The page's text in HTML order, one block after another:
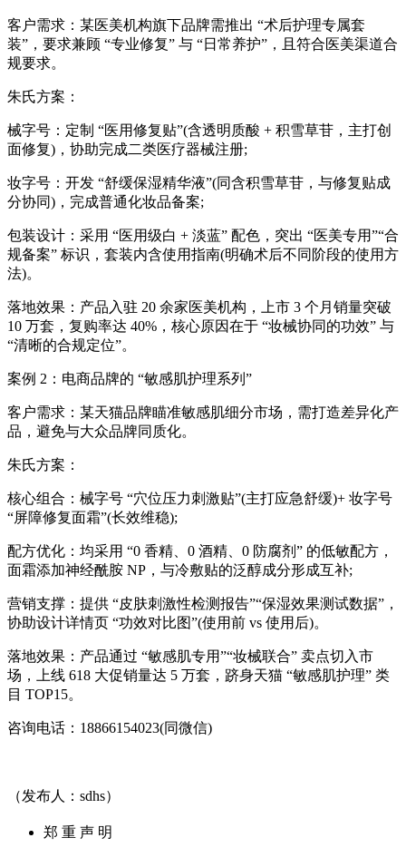
客户需求：某医美机构旗下品牌需推出 “术后护理专属套
装”，要求兼顾 “专业修复” 与 “日常养护”，且符合医美渠道合
规要求。
朱氏方案：
械字号：定制 “医用修复贴”(含透明质酸 + 积雪草苷，主打创
面修复)，协助完成二类医疗器械注册;
妆字号：开发 “舒缓保湿精华液”(同含积雪草苷，与修复贴成
分协同)，完成普通化妆品备案;
包装设计：采用 “医用级白 + 淡蓝” 配色，突出 “医美专用”“合
规备案” 标识，套装内含使用指南(明确术后不同阶段的使用方
法)。
落地效果：产品入驻 20 余家医美机构，上市 3 个月销量突破
10 万套，复购率达 40%，核心原因在于 “妆械协同的功效” 与
“清晰的合规定位”。
案例 2：电商品牌的 “敏感肌护理系列”
客户需求：某天猫品牌瞄准敏感肌细分市场，需打造差异化产
品，避免与大众品牌同质化。
朱氏方案：
核心组合：械字号 “穴位压力刺激贴”(主打应急舒缓)+ 妆字号
“屏障修复面霜”(长效维稳);
配方优化：均采用 “0 香精、0 酒精、0 防腐剂” 的低敏配方，
面霜添加神经酰胺 NP，与冷敷贴的泛醇成分形成互补;
营销支撑：提供 “皮肤刺激性检测报告”“保湿效果测试数据”，
协助设计详情页 “功效对比图”(使用前 vs 使用后)。
落地效果：产品通过 “敏感肌专用”“妆械联合” 卖点切入市
场，上线 618 大促销量达 5 万套，跻身天猫 “敏感肌护理” 类
目 TOP15。
咨询电话：18866154023(同微信)
（发布人：sdhs）
郑 重 声 明